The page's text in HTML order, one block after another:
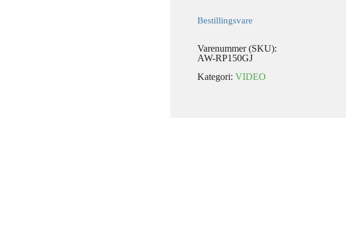
Bestillingsvare
Varenummer (SKU):
AW-RP150GJ
Kategori: VIDEO